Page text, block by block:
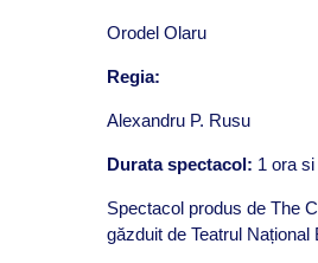
Orodel Olaru
Regia:
Alexandru P. Rusu
Durata spectacol: 1 ora
Spectacol produs de The
găzduit de Teatrul Național